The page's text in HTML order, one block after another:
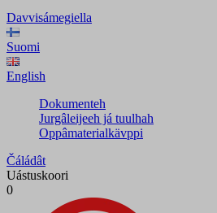
Davvisámegiella
Suomi
English
Dokumenteh
Jurgâleijeeh já tuulhah
Oppâmaterialkävppi
Čáládât
Uástuskoori
0